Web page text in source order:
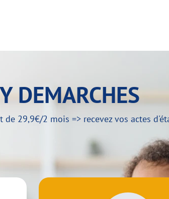
DEMARCHES
29,9€/2 mois => recevez vos actes